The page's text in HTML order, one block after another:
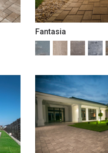
Fantasia